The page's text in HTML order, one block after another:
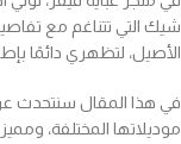
شيك التي تتناغم مع
الأصيل، لتظهري دائمًا
في هذا المقال سنتحدث
موديلاتها المختلفة،